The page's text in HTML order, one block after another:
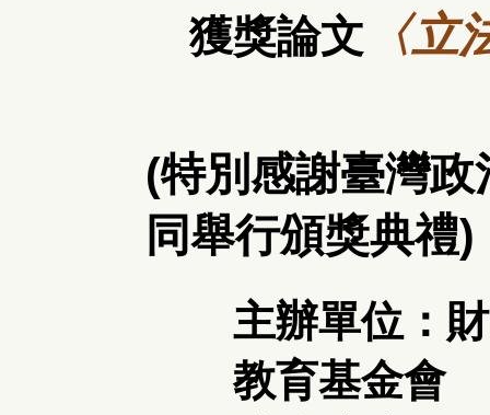
獲獎論文 〈
(特別感謝臺灣
同舉行頒獎典禮)
主辦單位：
教育基金會